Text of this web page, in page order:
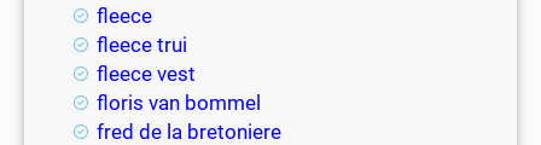
fleece
fleece trui
fleece vest
floris van bommel
fred de la bretoniere